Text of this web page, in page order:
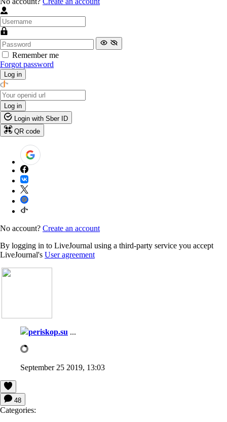
Remember me
Forgot password
Log in
Log in
Login with Sber ID
QR code
No account? Create an account
By logging in to LiveJournal using a third-party service you accept
LiveJournal's User agreement
periskop.su ...
September 25 2019, 13:03
48
Categories: